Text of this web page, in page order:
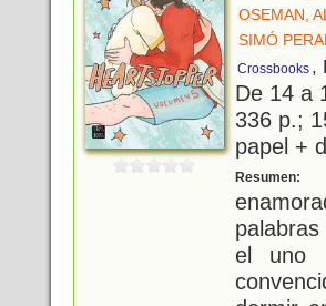
OSEMAN,
SIMÓ
Crossbooks ,
De 14 a
336 p.;
papel +
Resumen:
el uno